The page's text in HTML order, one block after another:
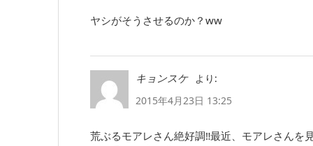
ヤシがそうさせるのか？ww
キョンスケ
より:
2015年4月23日 13:25
荒ぶるモアレさん絶好調‼️最近、モアレさんを